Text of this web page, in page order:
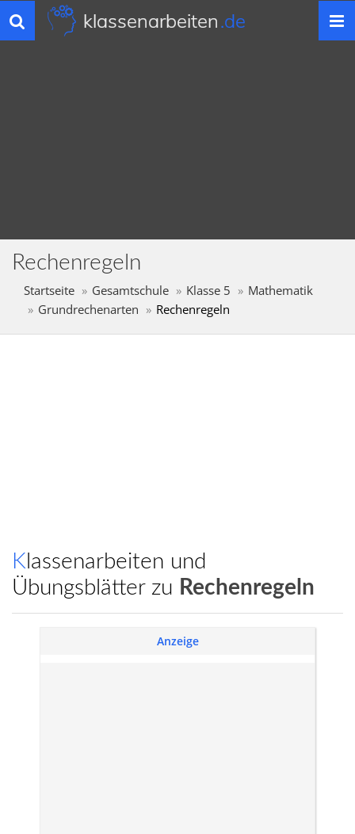
Toggle
navigation
klassenarbeiten.de
Rechenregeln
Startseite Gesamtschule Klasse 5
Mathematik
Grundrechenarten
Rechenregeln
Klassenarbeiten und
Übungsblätter zu Rechenregeln
Anzeige